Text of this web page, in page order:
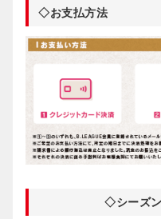
◇お支払方法
◇シーズ